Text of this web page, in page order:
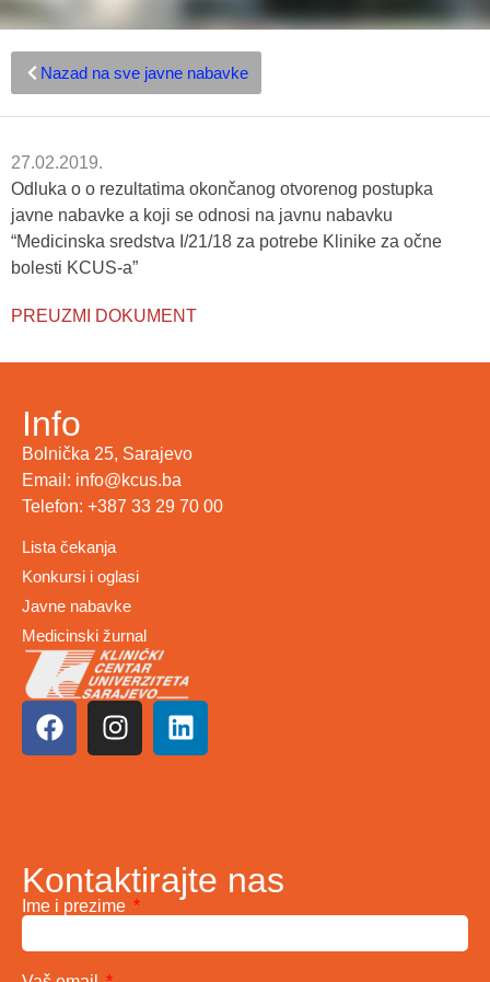
Nazad na sve javne nabavke
27.02.2019.
Odluka o o rezultatima okončanog otvorenog postupka
javne nabavke a koji se odnosi na javnu nabavku
“Medicinska sredstva I/21/18 za potrebe Klinike za očne
bolesti KCUS-a”
PREUZMI DOKUMENT
Info
Bolnička 25, Sarajevo
Email: info@kcus.ba
Telefon: +387 33 29 70 00
Lista čekanja
Konkursi i oglasi
Javne nabavke
Medicinski žurnal
Kontaktirajte nas
Ime i prezime